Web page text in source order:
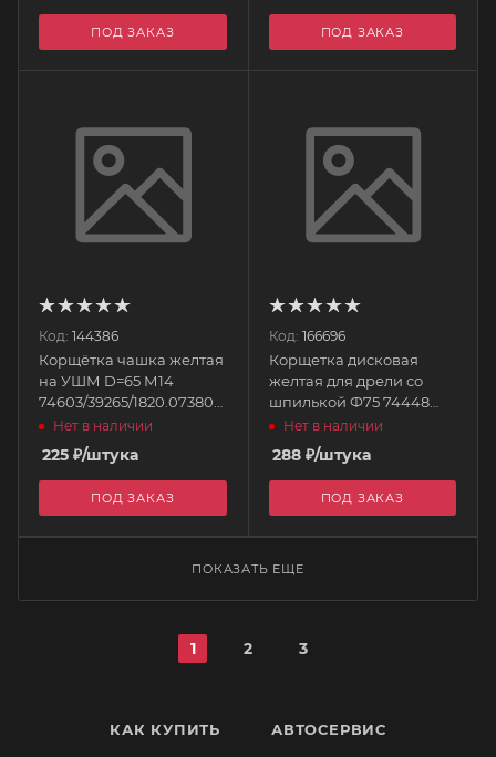
ПОД ЗАКАЗ ПОД ЗАКАЗ
Код: 144386
Корщётка чашка желтая
на УШМ D=65 М14
74603/39265/1820.073800
<> Нет в наличии
225 ₽/штука
ПОД ЗАКАЗ
Код: 166696
Корщетка дисковая
желтая для дрели со
шпилькой Ф75 74448
Elitech
Нет в наличии
288₽/штука
ПОД ЗАКАЗ
ПОКАЗАТЬ ЕЩЕ
1 2 3
КАК КУПИТЬ АВТОСЕРВИС